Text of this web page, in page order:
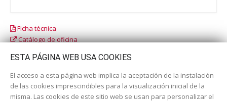
Ficha técnica
Catálogo de oficina
ESTA PÁGINA WEB USA COOKIES
El acceso a esta página web implica la aceptación de la instalación
de las cookies imprescindibles para la visualización inicial de la
misma. Las cookies de este sitio web se usan para personalizar el